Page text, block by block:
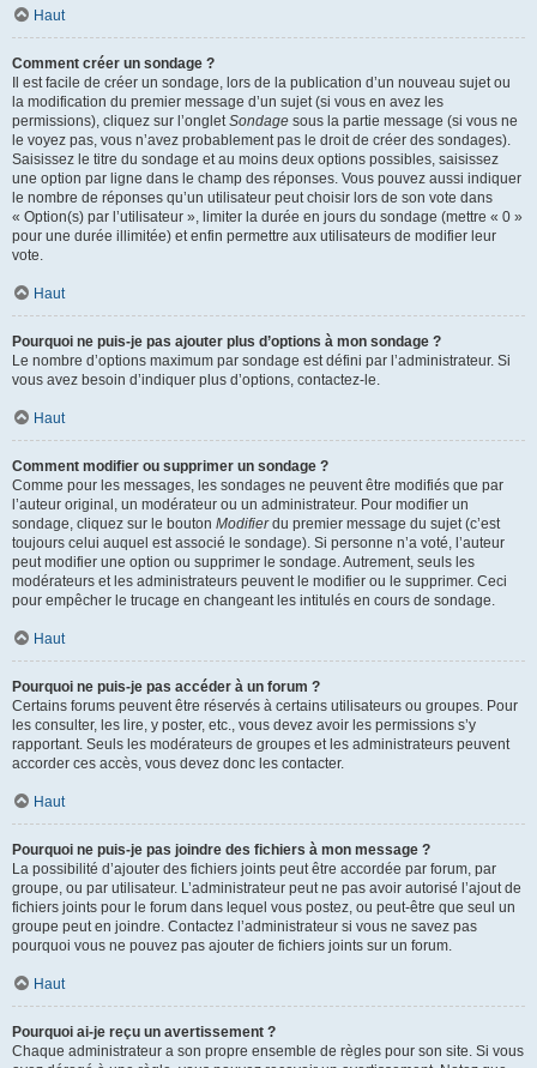
Haut
Comment créer un sondage ?
Il est facile de créer un sondage, lors de la publication d’un nouveau sujet ou
la modification du premier message d’un sujet (si vous en avez les
permissions), cliquez sur l’ongletSondage sous la partie message (si vous ne
le voyez pas, vous n’avez probablement pas le droit de créer des sondages).
Saisissez le titre du sondage et au moins deux options possibles, saisissez
une option par ligne dans le champ des réponses. Vous pouvez aussi indiquer
le nombre de réponses qu’un utilisateur peut choisir lors de son vote dans
« Option(s) par l’utilisateur », limiter la durée en jours du sondage (mettre « 0 »
pour une durée illimitée) et enfin permettre aux utilisateurs de modifier leur
vote.
Haut
Pourquoi ne puis-je pas ajouter plus d’options à mon sondage ?
Le nombre d’options maximum par sondage est défini par l’administrateur. Si
vous avez besoin d’indiquer plus d’options, contactez-le.
Haut
Comment modifier ou supprimer un sondage ?
Comme pour les messages, les sondages ne peuvent être modifiés que par
l’auteur original, un modérateur ou un administrateur. Pour modifier un
sondage, cliquez sur le bouton Modifierdu premier message du sujet (c’est
toujours celui auquel est associé le sondage). Si personne n’a voté, l’auteur
peut modifier une option ou supprimer le sondage. Autrement, seuls les
modérateurs et les administrateurs peuvent le modifier ou le supprimer. Ceci
pour empêcher le trucage en changeant les intitulés en cours de sondage.
Haut
Pourquoi ne puis-je pas accéder à un forum ?
Certains forums peuvent être réservés à certains utilisateurs ou groupes. Pour
les consulter, les lire, y poster, etc., vous devez avoir les permissions s’y
rapportant. Seuls les modérateurs de groupes et les administrateurs peuvent
accorder ces accès, vous devez donc les contacter.
Haut
Pourquoi ne puis-je pas joindre des fichiers à mon message ?
La possibilité d’ajouter des fichiers joints peut être accordée par forum, par
groupe, ou par utilisateur. L’administrateur peut ne pas avoir autorisé l’ajout de
fichiers joints pour le forum dans lequel vous postez, ou peut-être que seul un
groupe peut en joindre. Contactez l’administrateur si vous ne savez pas
pourquoi vous ne pouvez pas ajouter de fichiers joints sur un forum.
Haut
Pourquoi ai-je reçu un avertissement ?
Chaque administrateur a son propre ensemble de règles pour son site. Si vous